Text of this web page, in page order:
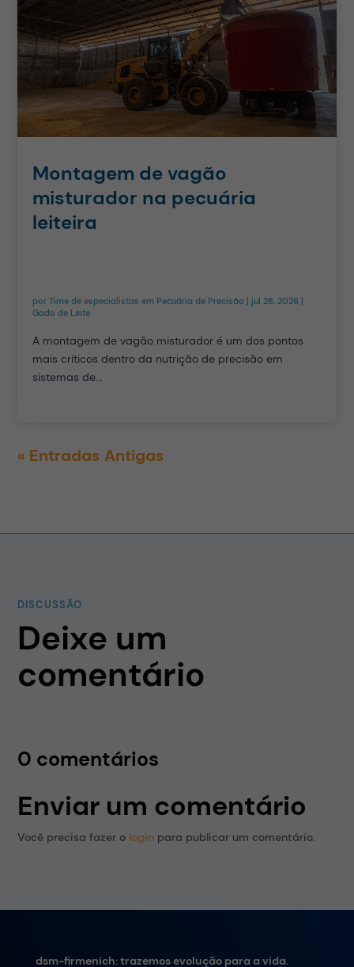
Montagem de vagão
misturador na pecuária
leiteira
porTime de especialistas em Pecuária de Precisão jul 28, 2026
Gado de Leite
A montagem de vagão misturador é um dos pontos
mais críticos dentro da nutrição de precisão em
sistemas de...
« Entradas Antigas
DISCUSSÃO
Deixe um
comentário
0 comentários
Enviar um comentário
Você precisa fazer o login para publicar um comentário.
dsm-firmenich: trazemos evolução para a vida.